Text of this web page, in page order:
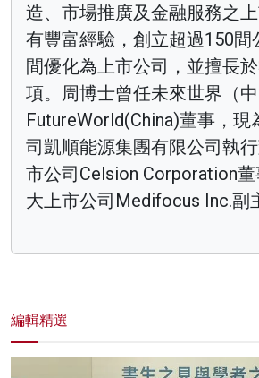
造、市場推廣及金融服務之
有豐富經驗，創立超過150間
間優化為上市公司，並擅長
項。周博士曾任未來世界（中
FutureWorld(China)董事，現
司凱順能源集團有限公司執
市公司Celsion Corporation
大上市公司Medifocus Inc.副
編輯精選